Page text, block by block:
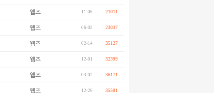
웹즈 11-06 21011
웹즈 06-03 23037
웹즈 02-14 35127
웹즈 12-01 32399
웹즈 03-02 36171
웹즈 12-26 35581